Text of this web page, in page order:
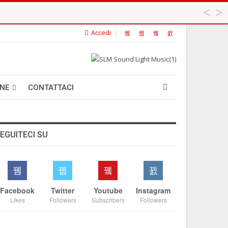
Accedi
CONTATTACI
SU
Facebook
Likes
Twitter
Followers
Youtube
Subscribers
Instagram
Followers